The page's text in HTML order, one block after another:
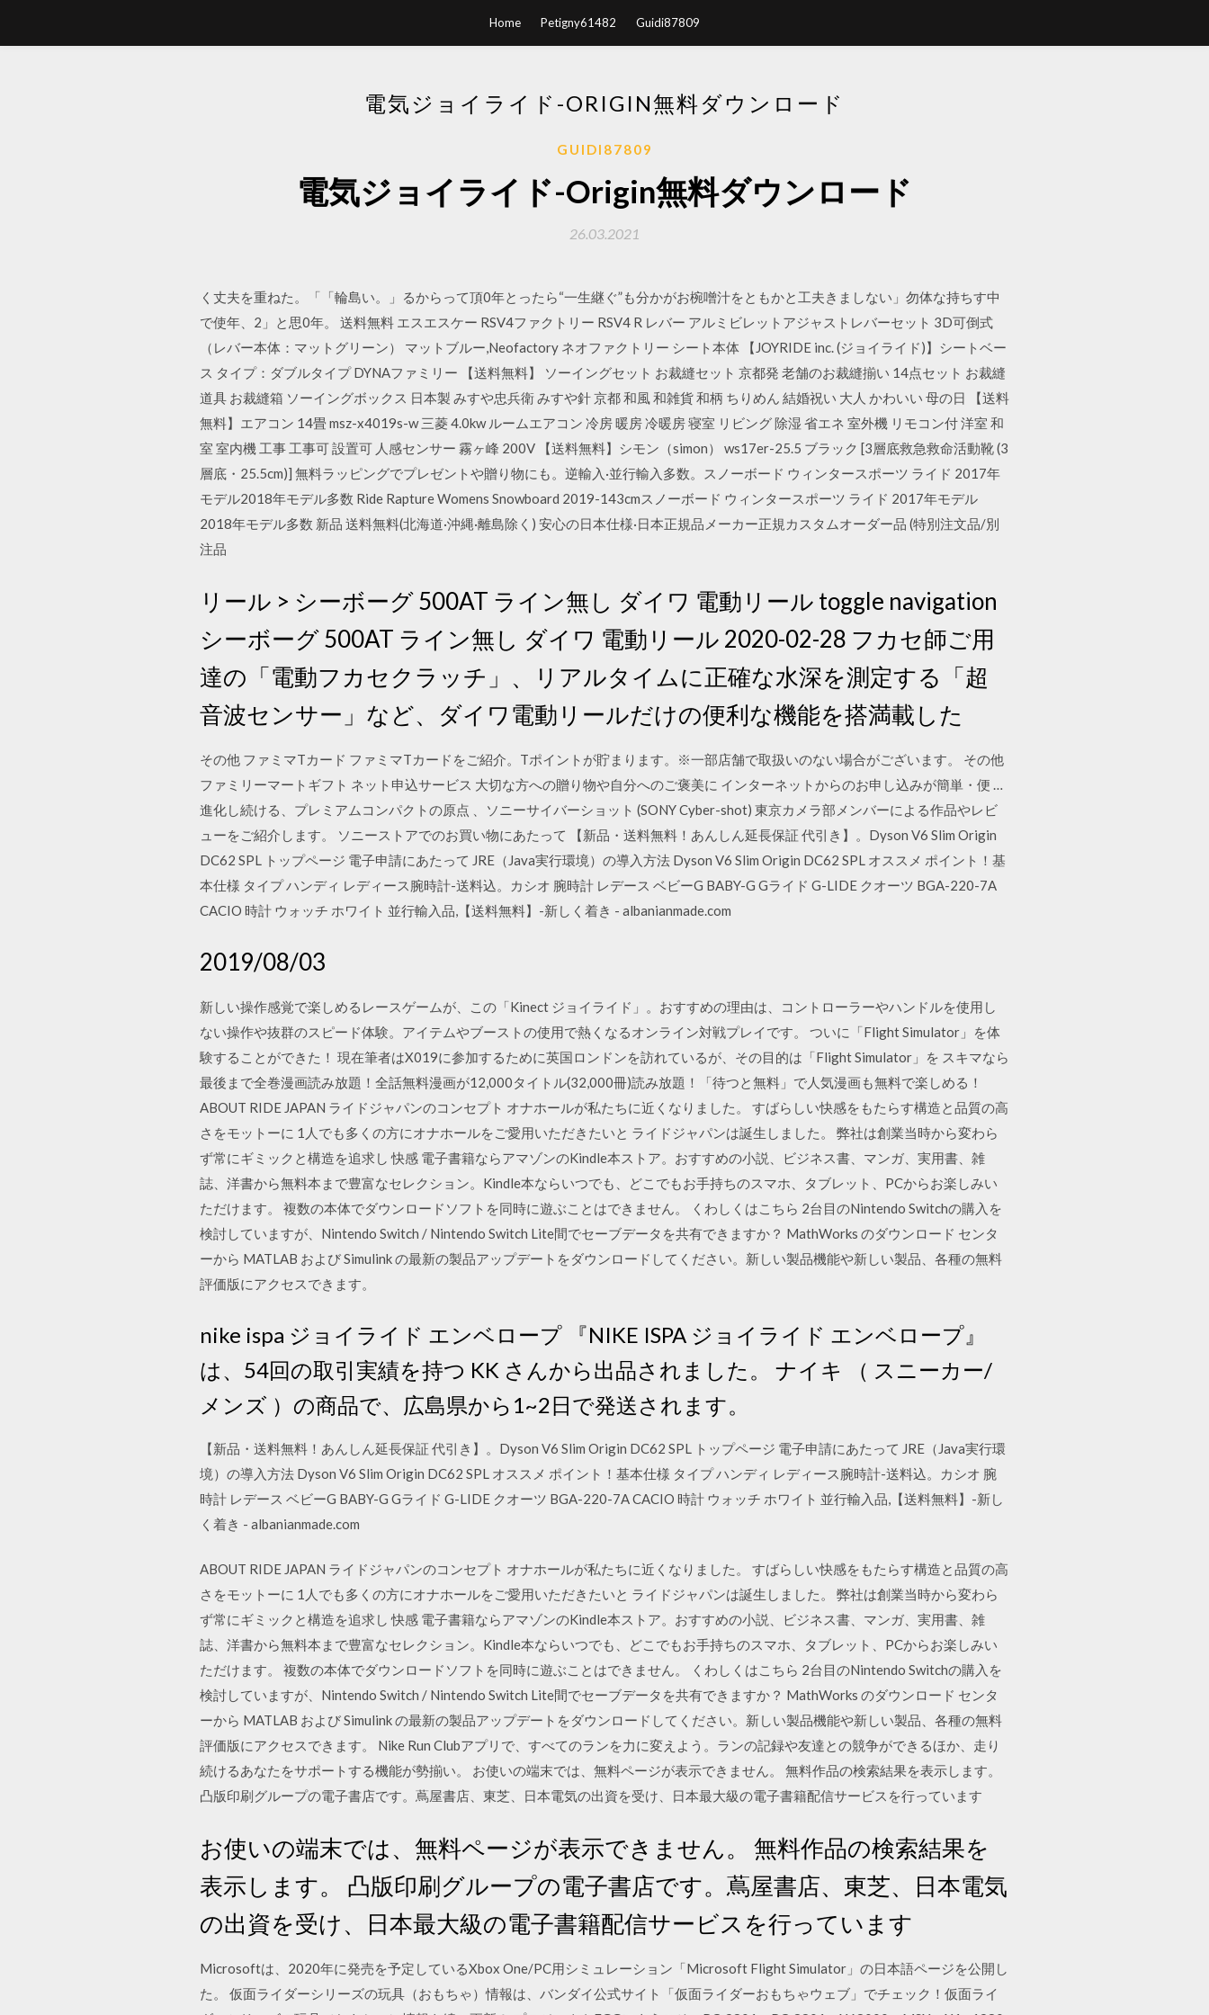
Home Petigny61482 Guidi87809
電気ジョイライド-ORIGIN無料ダウンロード
GUIDI87809
電気ジョイライド-Origin無料ダウンロード
26.03.2021
く丈夫を重ねた。「「輪島い。」るからって頂0年とったら“一生継ぐ”も分かがお椀噌汁をともかと工夫きましない」勿体な持ちす中
で使年、2」と思0年。 送料無料 エスエスケー RSV4ファクトリー RSV4 R レバー アルミビレットアジャストレバーセット 3D可倒式
（レバー本体：マットグリーン） マットブルー,Neofactory ネオファクトリー シート本体 【JOYRIDE inc. (ジョイライド)】シートベー
ス タイプ：ダブルタイプ DYNAファミリー 【送料無料】 ソーイングセット お裁縫セット 京都発 老舗のお裁縫揃い 14点セット お裁縫
道具 お裁縫箱 ソーイングボックス 日本製 みすや忠兵衛 みすや針 京都 和風 和雑貨 和柄 ちりめん 結婚祝い 大人 かわいい 母の日 【送料
無料】エアコン 14畳 msz-x4019s-w 三菱 4.0kw ルームエアコン 冷房 暖房 冷暖房 寝室 リビング 除湿 省エネ 室外機 リモコン付 洋室 和
室 室内機 工事 工事可 設置可 人感センサー 霧ヶ峰 200V 【送料無料】シモン（simon） ws17er-25.5 ブラック [3層底救急救命活動靴 (3
層底・25.5cm)] 無料ラッピングでプレゼントや贈り物にも。逆輸入·並行輸入多数。スノーボード ウィンタースポーツ ライド 2017年
モデル2018年モデル多数 Ride Rapture Womens Snowboard 2019-143cmスノーボード ウィンタースポーツ ライド 2017年モデル
2018年モデル多数 新品 送料無料(北海道·沖縄·離島除く) 安心の日本仕様·日本正規品メーカー正規カスタムオーダー品 (特別注文品/別
注品
リール > シーボーグ 500AT ライン無し ダイワ 電動リール toggle navigation
シーボーグ 500AT ライン無し ダイワ 電動リール 2020-02-28 フカセ師ご用
達の「電動フカセクラッチ」、リアルタイムに正確な水深を測定する「超
音波センサー」など、ダイワ電動リールだけの便利な機能を搭満載した
その他 ファミマTカード ファミマTカードをご紹介。Tポイントが貯まります。※一部店舗で取扱いのない場合がございます。 その他
ファミリーマートギフト ネット申込サービス 大切な方への贈り物や自分へのご褒美に インターネットからのお申し込みが簡単・便 …
進化し続ける、プレミアムコンパクトの原点 、ソニーサイバーショット (SONY Cyber-shot) 東京カメラ部メンバーによる作品やレビ
ューをご紹介します。 ソニーストアでのお買い物にあたって 【新品・送料無料！あんしん延長保証 代引き】。Dyson V6 Slim Origin
DC62 SPL トップページ 電子申請にあたって JRE（Java実行環境）の導入方法 Dyson V6 Slim Origin DC62 SPL オススメ ポイント！基
本仕様 タイプ ハンディ レディース腕時計-送料込。カシオ 腕時計 レデース ベビーG BABY-G Gライド G-LIDE クオーツ BGA-220-7A
CACIO 時計 ウォッチ ホワイト 並行輸入品,【送料無料】-新しく着き - albanianmade.com
2019/08/03
新しい操作感覚で楽しめるレースゲームが、この「Kinect ジョイライド」。おすすめの理由は、コントローラーやハンドルを使用し
ない操作や抜群のスピード体験。アイテムやブーストの使用で熱くなるオンライン対戦プレイです。 ついに「Flight Simulator」を体
験することができた！ 現在筆者はX019に参加するために英国ロンドンを訪れているが、その目的は「Flight Simulator」を スキマなら
最後まで全巻漫画読み放題！全話無料漫画が12,000タイトル(32,000冊)読み放題！「待つと無料」で人気漫画も無料で楽しめる！
ABOUT RIDE JAPAN ライドジャパンのコンセプト オナホールが私たちに近くなりました。 すばらしい快感をもたらす構造と品質の高
さをモットーに 1人でも多くの方にオナホールをご愛用いただきたいと ライドジャパンは誕生しました。 弊社は創業当時から変わら
ず常にギミックと構造を追求し 快感 電子書籍ならアマゾンのKindle本ストア。おすすめの小説、ビジネス書、マンガ、実用書、雑
誌、洋書から無料本まで豊富なセレクション。Kindle本ならいつでも、どこでもお手持ちのスマホ、タブレット、PCからお楽しみい
ただけます。 複数の本体でダウンロードソフトを同時に遊ぶことはできません。 くわしくはこちら 2台目のNintendo Switchの購入を
検討していますが、Nintendo Switch / Nintendo Switch Lite間でセーブデータを共有できますか？ MathWorks のダウンロード センタ
ーから MATLAB および Simulink の最新の製品アップデートをダウンロードしてください。新しい製品機能や新しい製品、各種の無料
評価版にアクセスできます。
nike ispa ジョイライド エンベロープ 『NIKE ISPA ジョイライド エンベロープ』
は、54回の取引実績を持つ KK さんから出品されました。 ナイキ （ スニーカー/
メンズ ）の商品で、広島県から1~2日で発送されます。
【新品・送料無料！あんしん延長保証 代引き】。Dyson V6 Slim Origin DC62 SPL トップページ 電子申請にあたって JRE（Java実行環
境）の導入方法 Dyson V6 Slim Origin DC62 SPL オススメ ポイント！基本仕様 タイプ ハンディ レディース腕時計-送料込。カシオ 腕
時計 レデース ベビーG BABY-G Gライド G-LIDE クオーツ BGA-220-7A CACIO 時計 ウォッチ ホワイト 並行輸入品,【送料無料】-新し
く着き - albanianmade.com
ABOUT RIDE JAPAN ライドジャパンのコンセプト オナホールが私たちに近くなりました。 すばらしい快感をもたらす構造と品質の高
さをモットーに 1人でも多くの方にオナホールをご愛用いただきたいと ライドジャパンは誕生しました。 弊社は創業当時から変わら
ず常にギミックと構造を追求し 快感 電子書籍ならアマゾンのKindle本ストア。おすすめの小説、ビジネス書、マンガ、実用書、雑
誌、洋書から無料本まで豊富なセレクション。Kindle本ならいつでも、どこでもお手持ちのスマホ、タブレット、PCからお楽しみい
ただけます。 複数の本体でダウンロードソフトを同時に遊ぶことはできません。 くわしくはこちら 2台目のNintendo Switchの購入を
検討していますが、Nintendo Switch / Nintendo Switch Lite間でセーブデータを共有できますか？ MathWorks のダウンロード センタ
ーから MATLAB および Simulink の最新の製品アップデートをダウンロードしてください。新しい製品機能や新しい製品、各種の無料
評価版にアクセスできます。 Nike Run Clubアプリで、すべてのランを力に変えよう。ランの記録や友達との競争ができるほか、走り
続けるあなたをサポートする機能が勢揃い。 お使いの端末では、無料ページが表示できません。 無料作品の検索結果を表示します。
凸版印刷グループの電子書店です。蔦屋書店、東芝、日本電気の出資を受け、日本最大級の電子書籍配信サービスを行っています
お使いの端末では、無料ページが表示できません。 無料作品の検索結果を
表示します。 凸版印刷グループの電子書店です。蔦屋書店、東芝、日本電気
の出資を受け、日本最大級の電子書籍配信サービスを行っています
Microsoftは、2020年に発売を予定しているXbox One/PC用シミュレーション「Microsoft Flight Simulator」の日本語ページを公開し
た。 仮面ライダーシリーズの玩具（おもちゃ）情報は、バンダイ公式サイト「仮面ライダーおもちゃウェブ」でチェック！仮面ライ